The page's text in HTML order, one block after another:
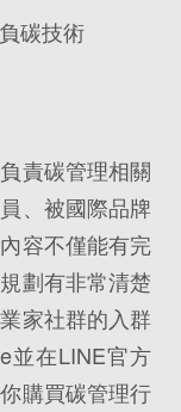
碳技術
責碳管理相關
、被國際品牌
容不僅能有完
劃有非常清楚
家社群的入群
並在LINE官方
購買碳管理行